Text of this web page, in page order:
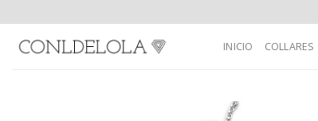
to
content
INICIO COLLARES